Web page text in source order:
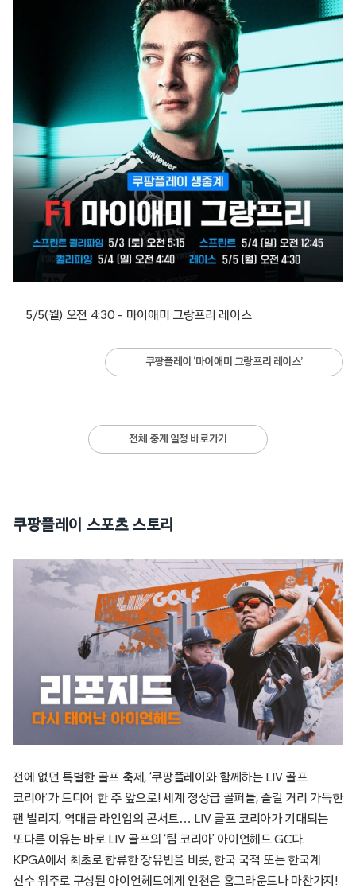
5/5(월) 오전 4:30 – 마이애미 그랑프리 레이스
쿠팡플레이 ‘마이애미 그랑프리 레이스’
전체 중계 일정 바로가기
쿠팡플레이 스포츠 스토리
전에 없던 특별한 골프 축제, ‘쿠팡플레이와 함께하는 LIV 골프
코리아’가 드디어 한 주 앞으로! 세계 정상급 골퍼들, 즐길 거리 가득한
팬 빌리지, 역대급 라인업의 콘서트… LIV 골프 코리아가 기대되는
또다른 이유는 바로 LIV 골프의 ‘팀 코리아’ 아이언헤드 GC다.
KPGA에서 최초로 합류한 장유빈을 비롯, 한국 국적 또는 한국계
선수 위주로 구성된 아이언헤드에게 인천은 홈그라운드나 마찬가지!